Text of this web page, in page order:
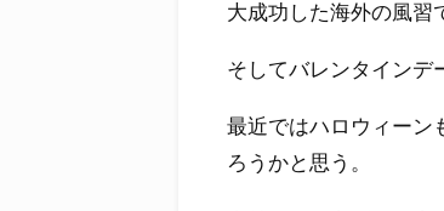
大成功した海外の風習
そしてバレンタインデ
最近ではハロウィーン
ろうかと思う。